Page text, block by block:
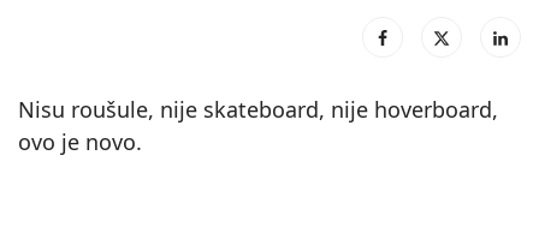
Nisu roušule, nije skateboard, nije hoverboard,
ovo je novo.